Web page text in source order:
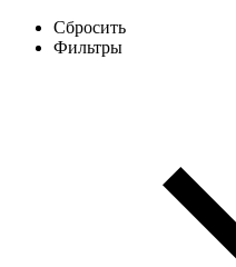
Сбросить
Фильтры